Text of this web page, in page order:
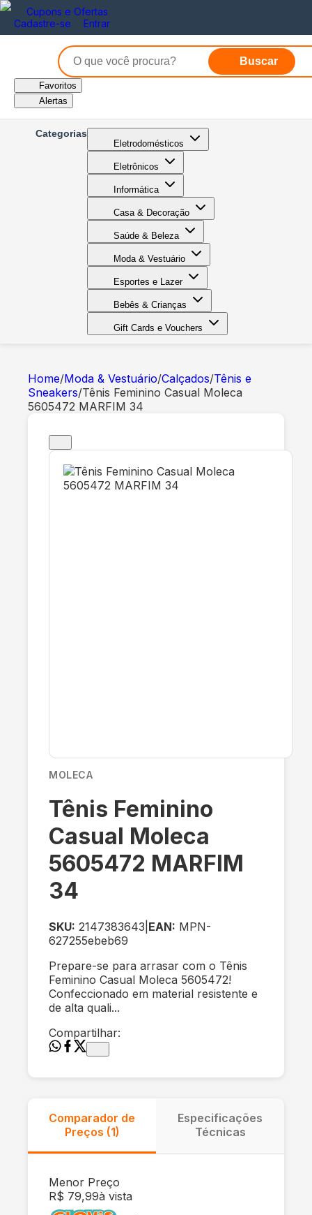
Cupons e Ofertas
Cadastre-se
Entrar
Buscar
Favoritos
Alertas
Categorias
Eletrodomésticos
Eletrônicos
Informática
Casa & Decoração
Saúde & Beleza
Moda & Vestuário
Esportes e Lazer
Bebês & Crianças
Gift Cards e Vouchers
Home/Moda & Vestuário/Calçados/Tênis e
Sneakers/Tênis Feminino Casual Moleca
5605472 MARFIM 34
MOLECA
Tênis Feminino
Casual Moleca
5605472 MARFIM
34
SKU: 2147383643 EAN: MPN-
627255ebeb69
Prepare-se para arrasar com o Tênis
Feminino Casual Moleca 5605472!
Confeccionado em material resistente e
de alta quali...
Compartilhar:
Comparador de
Preços (1)
Especificações
Técnicas
Menor Preço
R$ 79,99à vista